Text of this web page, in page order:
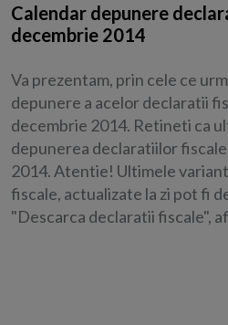
Calendar depunere
decembrie 2014
Va prezentam, prin cele ce
depunere a acelor declaratii
decembrie 2014. Retineti ca
depunerea declaratiilor
2014. Atentie! Ultimele
fiscale, actualizate la zi pot fi
"Descarca declaratii fiscale",